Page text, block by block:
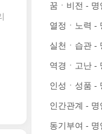
꿈ㆍ비전 - 명
열정ㆍ노력 -
실천ㆍ습관 -
역경ㆍ고난 -
인성ㆍ성품 -
인간관계 - 명
동기부여 - 명